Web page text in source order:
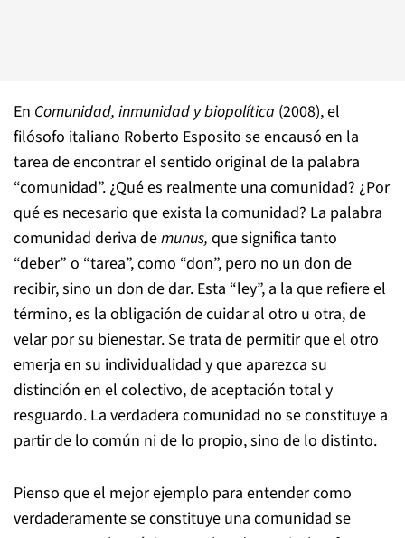
En Comunidad, inmunidad y biopolítica (2008), el
filósofo italiano Roberto Esposito se encausó en la
tarea de encontrar el sentido original de la palabra
“comunidad”. ¿Qué es realmente una comunidad? ¿Por
qué es necesario que exista la comunidad? La palabra
comunidad deriva demunus, que significa tanto
“deber” o “tarea”, como “don”, pero no un don de
recibir, sino un don de dar. Esta “ley”, a la que refiere el
término, es la obligación de cuidar al otro u otra, de
velar por su bienestar. Se trata de permitir que el otro
emerja en su individualidad y que aparezca su
distinción en el colectivo, de aceptación total y
resguardo. La verdadera comunidad no se constituye a
partir de lo común ni de lo propio, sino de lo distinto.
Pienso que el mejor ejemplo para entender como
verdaderamente se constituye una comunidad se